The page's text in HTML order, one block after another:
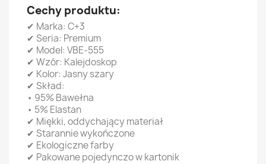
Cechy produktu:
✔ Marka: C+3
✔ Seria: Premium
✔ Model: VBE-555
✔ Wzór: Kalejdoskop
✔ Kolor: Jasny szary
✔ Skład:
• 95% Bawełna
• 5% Elastan
✔ Miękki, oddychający materiał
✔ Starannie wykończone
✔ Ekologiczne farby
✔ Pakowane pojedynczo w kartonik